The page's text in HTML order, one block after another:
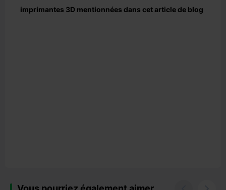
imprimantes 3D mentionnées dans cet article de blog